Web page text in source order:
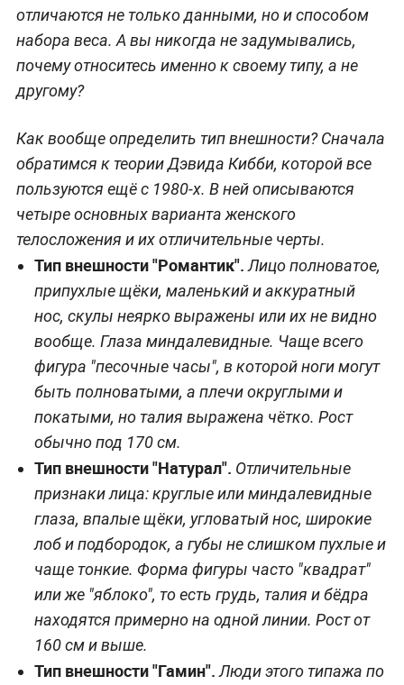
отличаются не только данными, но и способом
набора веса. А вы никогда не задумывались,
почему относитесь именно к своему типу, а не
другому?
Как вообще определить тип внешности? Сначала
обратимся к теории Дэвида Кибби, которой все
пользуются ещё с 1980-х. В ней описываются
четыре основных варианта женского
телосложения и их отличительные черты.
Тип внешности "Романтик".Лицо полноватое,
припухлые щёки, маленький и аккуратный
нос, скулы неярко выражены или их не видно
вообще. Глаза миндалевидные. Чаще всего
фигура "песочные часы", в которой ноги могут
быть полноватыми, а плечи округлыми и
покатыми, но талия выражена чётко. Рост
обычно под 170 см.
Тип внешности "Натурал". Отличительные
признаки лица: круглые или миндалевидные
глаза, впалые щёки, угловатый нос, широкие
лоб и подбородок, а губы не слишком пухлые и
чаще тонкие. Форма фигуры часто "квадрат"
или же "яблоко", то есть грудь, талия и бёдра
находятся примерно на одной линии. Рост от
160 см и выше.
Тип внешности "Гамин".Люди этого типажа по